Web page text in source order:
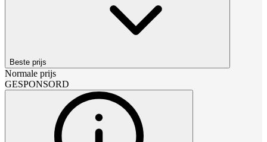
Beste prijs
Normale prijs
GESPONSORD